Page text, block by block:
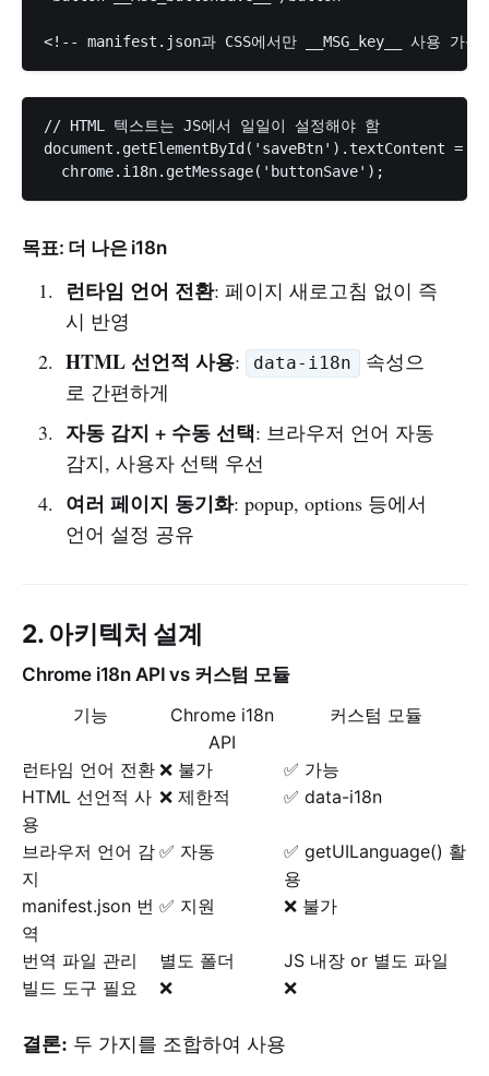
// HTML 텍스트는 JS에서 일일이 설정해야 함
document.getElementById('saveBtn').textContent =
목표: 더 나은 i18n
런타임 언어 전환: 페이지 새로고침 없이 즉
시 반영
HTML 선언적 사용: data-i18n
속성으
로 간편하게
자동 감지 + 수동 선택: 브라우저 언어 자동
감지, 사용자 선택 우선
여러 페이지 동기화: popup, options 등에서
언어 설정 공유
2. 아키텍처 설계
Chrome i18n API vs 커스텀 모듈
기능
Chrome i18n
API
커스텀 모듈
런타임 언어 전환 ❌ 불가
✅ 가능
HTML 선언적 사
용
❌ 제한적 ✅ data-i18n
브라우저 언어 감
지
✅ 자동
✅ getUILanguage() 활
용
manifest.json 번
역
✅ 지원 ❌ 불가
번역 파일 관리 별도 폴더
JS 내장 or 별도 파일
빌드 도구 필요
❌ ❌
결론: 두 가지를 조합하여 사용